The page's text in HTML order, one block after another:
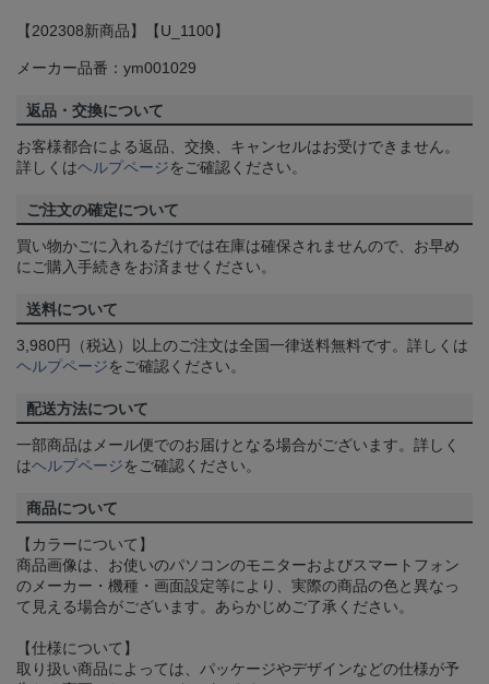
【202308新商品】【U_1100】
メーカー品番：ym001029
返品・交換について
お客様都合による返品、交換、キャンセルはお受けできません。
詳しくはヘルプページをご確認ください。
ご注文の確定について
買い物かごに入れるだけでは在庫は確保されませんので、お早め
にご購入手続きをお済ませください。
送料について
3,980円（税込）以上のご注文は全国一律送料無料です。詳しくは
ヘルプページをご確認ください。
配送方法について
一部商品はメール便でのお届けとなる場合がございます。詳しく
はヘルプページをご確認ください。
商品について
【カラーについて】
商品画像は、お使いのパソコンのモニターおよびスマートフォン
のメーカー・機種・画面設定等により、実際の商品の色と異なっ
て見える場合がございます。あらかじめご了承ください。
【仕様について】
取り扱い商品によっては、パッケージやデザインなどの仕様が予